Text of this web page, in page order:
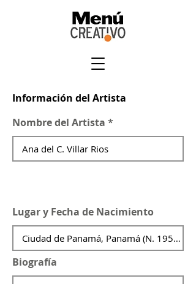
Información del Artista
Nombre del Artista
Lugar y Fecha de Nacimiento
Biografía